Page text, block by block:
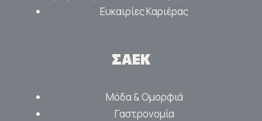
Ευκαιρίες Καριέρας
ΣΑΕΚ
Μόδα & Ομορφιά
Γαστρονομία